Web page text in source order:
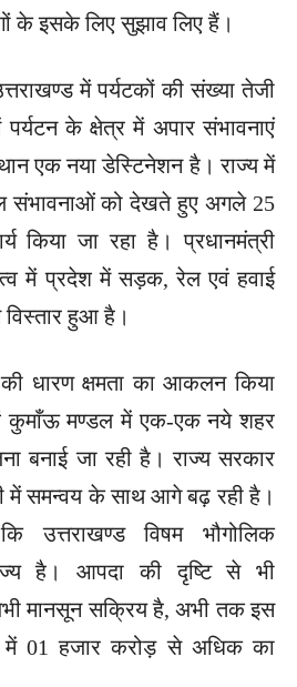
के इसके लिए सुझाव लिए हैं।
में पर्यटकों की संख्या तेजी
के क्षेत्र में अपार संभावनाएं
एक नया डेस्टिनेशन है। राज्य में
संभावनाओं को देखते हुए अगले 25
किया जा रहा है। प्रधानमंत्री
में प्रदेश में सड़क, रेल एवं हवाई
हुआ है।
की धारण क्षमता का आकलन किया
कुमाँऊ मण्डल में एक-एक नये शहर
बनाई जा रही है। राज्य सरकार
में समन्वय के साथ आगे बढ़ रही है।
उत्तराखण्ड विषम भौगोलिक
है। आपदा की दृष्टि से भी
मानसून सक्रिय है, अभी तक इस
में 01 हजार करोड़ से अधिक का